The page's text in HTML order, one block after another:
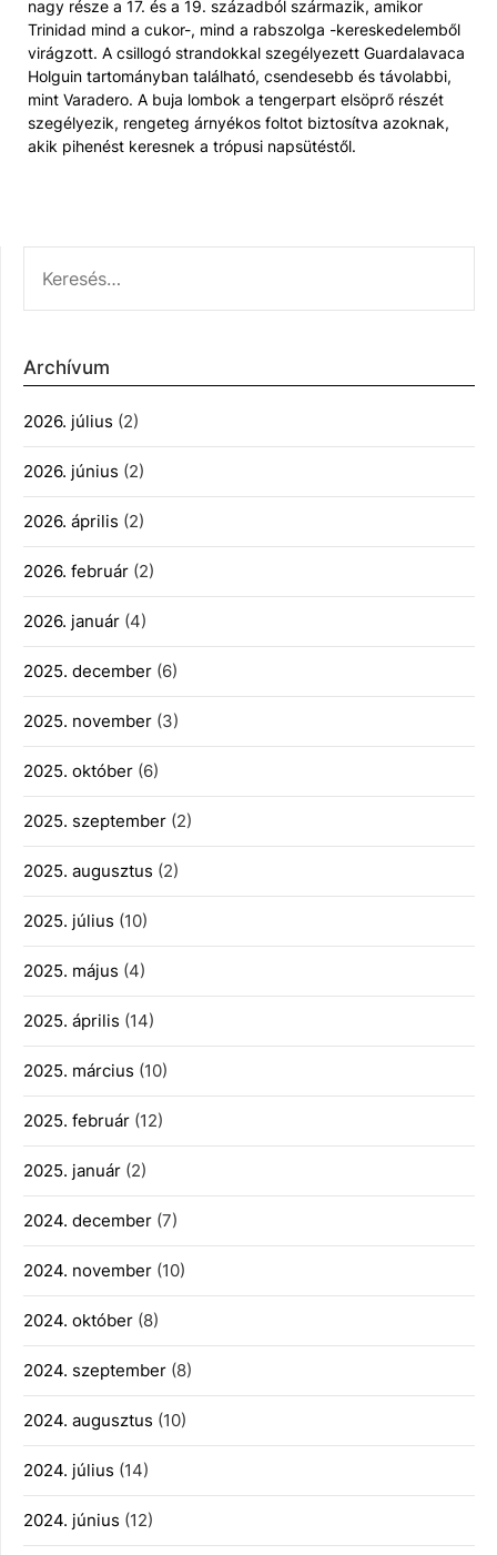
nagy része a 17. és a 19. századból származik, amikor
Trinidad mind a cukor-, mind a rabszolga -kereskedelemből
virágzott. A csillogó strandokkal szegélyezett Guardalavaca
Holguin tartományban található, csendesebb és távolabbi,
mint Varadero. A buja lombok a tengerpart elsöprő részét
szegélyezik, rengeteg árnyékos foltot biztosítva azoknak,
akik pihenést keresnek a trópusi napsütéstől.
Archívum
2026. július (2)
2026. június (2)
2026. április (2)
2026. február (2)
2026. január (4)
2025. december (6)
2025. november (3)
2025. október (6)
2025. szeptember (2)
2025. augusztus (2)
2025. július (10)
2025. május (4)
2025. április (14)
2025. március (10)
2025. február (12)
2025. január (2)
2024. december (7)
2024. november (10)
2024. október (8)
2024. szeptember (8)
2024. augusztus (10)
2024. július (14)
2024. június (12)